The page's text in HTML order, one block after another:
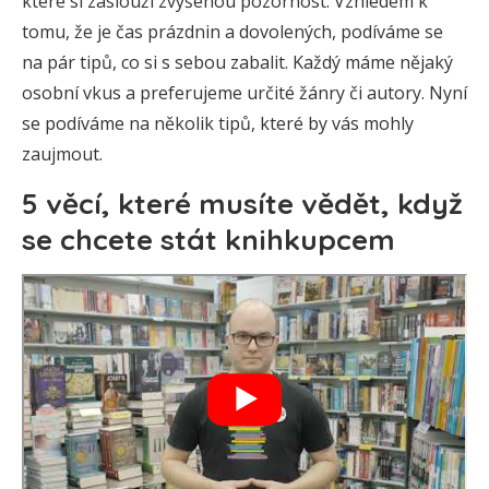
tomu, že je čas prázdnin a dovolených, podíváme se
na pár tipů, co si s sebou zabalit. Každý máme nějaký
osobní vkus a preferujeme určité žánry či autory. Nyní
se podíváme na několik tipů, které by vás mohly
zaujmout.
5 věcí, které musíte vědět, když
se chcete stát knihkupcem